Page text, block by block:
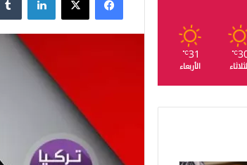
℃
31
℃
الأربعاء